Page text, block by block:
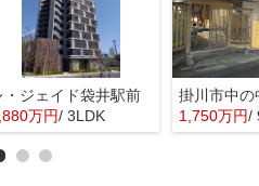
・ジェイド袋井駅前
万円/ 3LDK
掛川市中の
1,750万円/